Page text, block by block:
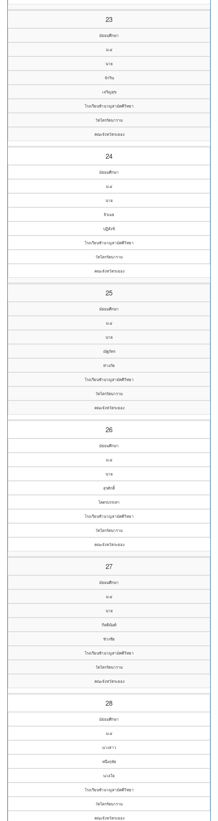
23
มัธยมศึกษา
ม.๔
นาย
จักริน
เจริญสุข
โรงเรียนชำนาญสามัคคีวิทยา
วัดไตรรัตนาราม
คณะจังหวัดระยอง
24
มัธยมศึกษา
ม.๔
นาย
จิรเมธ
ปฏิสังข์
โรงเรียนชำนาญสามัคคีวิทยา
วัดไตรรัตนาราม
คณะจังหวัดระยอง
25
มัธยมศึกษา
ม.๔
นาย
ณัฐภัทร
ห่างภัย
โรงเรียนชำนาญสามัคคีวิทยา
วัดไตรรัตนาราม
คณะจังหวัดระยอง
26
มัธยมศึกษา
ม.๔
นาย
สุรศักดิ์
โคตรบรรเทา
โรงเรียนชำนาญสามัคคีวิทยา
วัดไตรรัตนาราม
คณะจังหวัดระยอง
27
มัธยมศึกษา
ม.๔
นาย
กิตตินันท์
ช่วงชัย
โรงเรียนชำนาญสามัคคีวิทยา
วัดไตรรัตนาราม
คณะจังหวัดระยอง
28
มัธยมศึกษา
ม.๔
นางสาว
หนึ่งฤทัย
นวลใย
โรงเรียนชำนาญสามัคคีวิทยา
วัดไตรรัตนาราม
คณะจังหวัดระยอง